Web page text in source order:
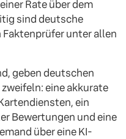
Rate über dem
sind deutsche
unter allen
geben deutschen
eine akkurate
ein
Bewertungen und eine
über eine KI-